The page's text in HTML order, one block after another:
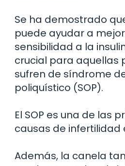
Se ha demostrado
puede ayudar a
sensibilidad a la
crucial para aquellas
sufren de síndrome
poliquístico (SOP).
El SOP es una de las
causas de infertilidad
Además, la canela